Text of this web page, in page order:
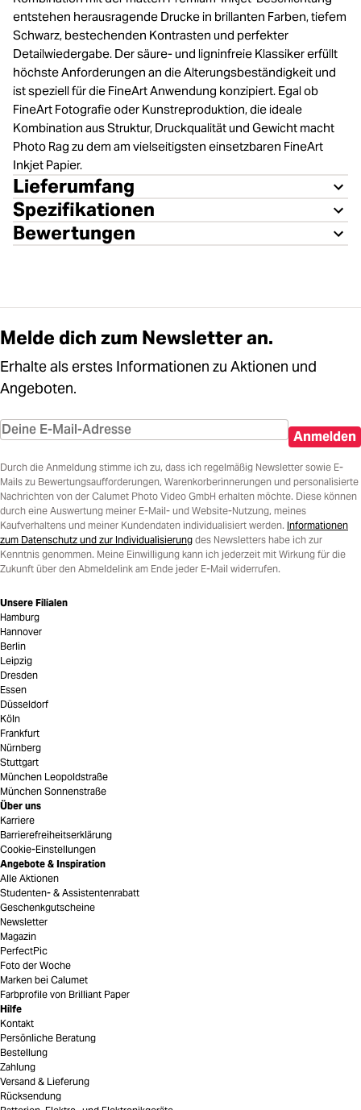
entstehen herausragende Drucke in brillanten Farben, tiefem
Schwarz, bestechenden Kontrasten und perfekter
Detailwiedergabe. Der säure- und ligninfreie Klassiker erfüllt
höchste Anforderungen an die Alterungsbeständigkeit und
ist speziell für die FineArt Anwendung konzipiert. Egal ob
FineArt Fotografie oder Kunstreproduktion, die ideale
Kombination aus Struktur, Druckqualität und Gewicht macht
Photo Rag zu dem am vielseitigsten einsetzbaren FineArt
Inkjet Papier.
Lieferumfang
Spezifikationen
Bewertungen
Melde dich zum Newsletter an.
Erhalte als erstes Informationen zu Aktionen und
Angeboten.
Anmelden
Durch die Anmeldung stimme ich zu, dass ich regelmäßig Newsletter sowie E-
Mails zu Bewertungsaufforderungen, Warenkorberinnerungen und personalisierte
Nachrichten von der Calumet Photo Video GmbH erhalten möchte. Diese können
durch eine Auswertung meiner E-Mail- und Website-Nutzung, meines
Kaufverhaltens und meiner Kundendaten individualisiert werden. Informationen
zum Datenschutz und zur Individualisierung des Newsletters habe ich zur
Kenntnis genommen. Meine Einwilligung kann ich jederzeit mit Wirkung für die
Zukunft über den Abmeldelink am Ende jeder E-Mail widerrufen.
Unsere Filialen
Hamburg
Hannover
Berlin
Leipzig
Dresden
Essen
Düsseldorf
Köln
Frankfurt
Nürnberg
Stuttgart
München Leopoldstraße
München Sonnenstraße
Über uns
Karriere
Barrierefreiheitserklärung
Cookie-Einstellungen
Angebote & Inspiration
Alle Aktionen
Studenten- & Assistentenrabatt
Geschenkgutscheine
Newsletter
Magazin
PerfectPic
Foto der Woche
Marken bei Calumet
Farbprofile von Brilliant Paper
Hilfe
Kontakt
Persönliche Beratung
Bestellung
Zahlung
Versand & Lieferung
Rücksendung